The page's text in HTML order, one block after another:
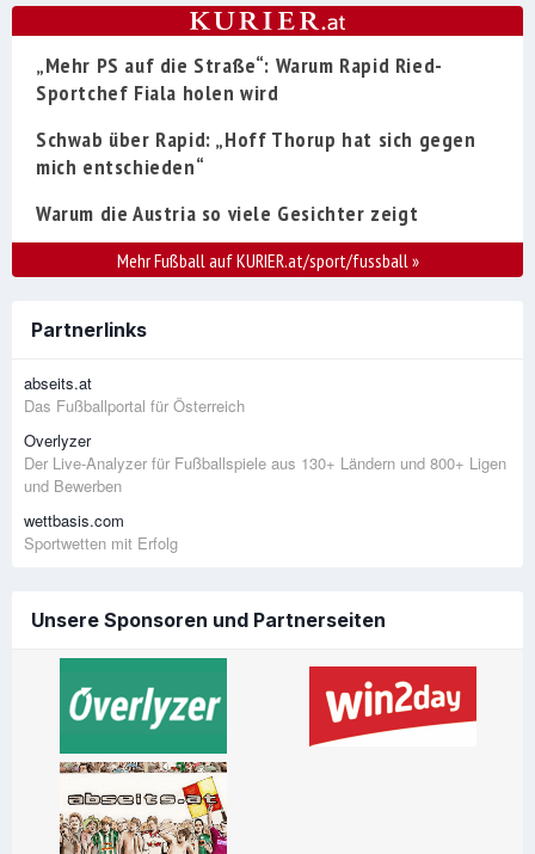
„Mehr PS auf die Straße“: Warum Rapid Ried-
Sportchef Fiala holen wird
Schwab über Rapid: „Hoff Thorup hat sich gegen
mich entschieden“
Warum die Austria so viele Gesichter zeigt
Mehr Fußball auf KURIER.at/sport/fussball»
Partnerlinks
abseits.at
Das Fußballportal für Österreich
Overlyzer
Der Live-Analyzer für Fußballspiele aus 130+ Ländern und 800+ Ligen
und Bewerben
wettbasis.com
Sportwetten mit Erfolg
Unsere Sponsoren und Partnerseiten